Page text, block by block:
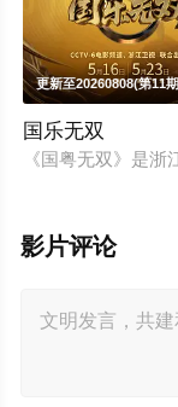
更新至20260808(第11
国乐无双
《国粤无双》是
影片评论